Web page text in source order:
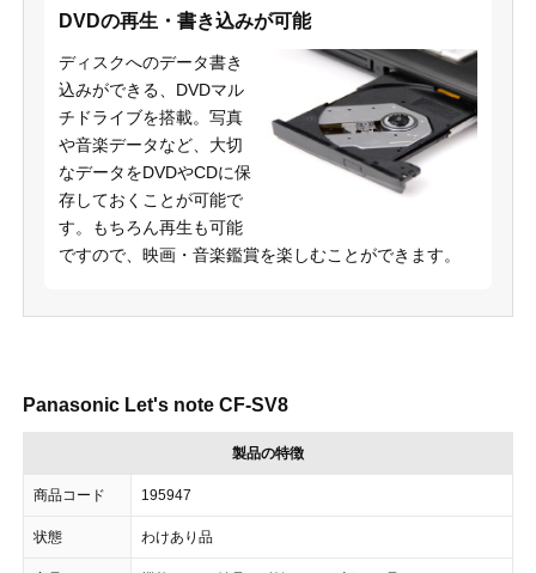
DVDの再生・書き込みが可能
ディスクへのデータ書き
込みができる、DVDマル
チドライブを搭載。写真
や音楽データなど、大切
なデータをDVDやCDに保
存しておくことが可能で
す。もちろん再生も可能
ですので、映画・音楽鑑賞を楽しむことができます。
Panasonic Let's note CF-SV8
製品の特徴
商品コード 195947
状態 わけあり品